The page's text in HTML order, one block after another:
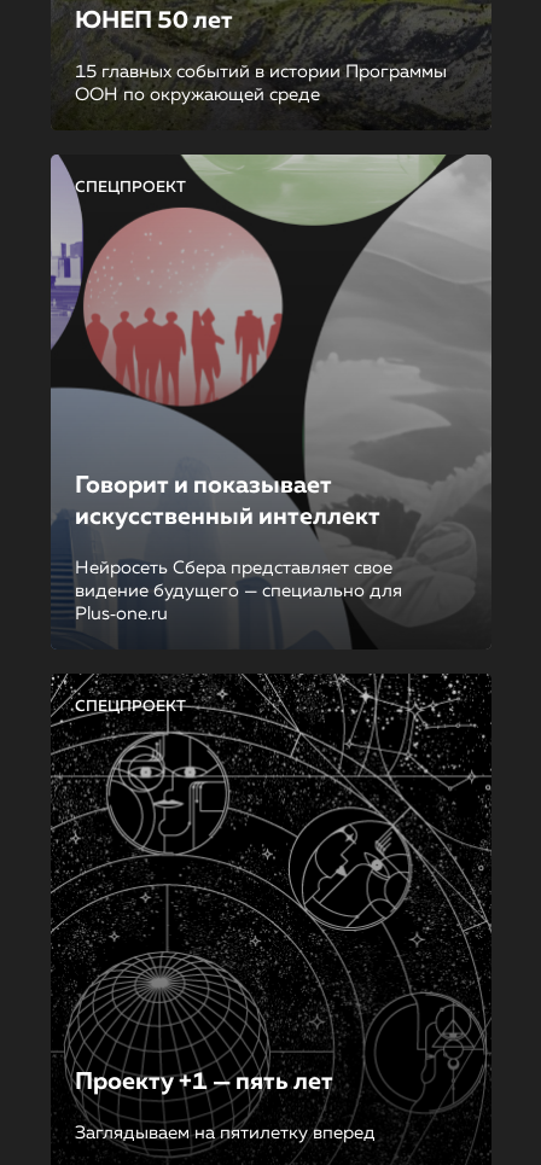
ЮНЕП 50 лет
15 главных событий в истории Программы
ООН по окружающей среде
СПЕЦПРОЕКТ
Говорит и показывает
искусственный интеллект
Нейросеть Сбера представляет свое
видение будущего — специально для
Plus‑one.ru
СПЕЦПРОЕКТ
Проекту +1 — пять лет
Заглядываем на пятилетку вперед